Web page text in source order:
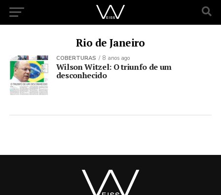
Rio de Janeiro
COBERTURAS 8 anos ago
Wilson Witzel: O triunfo de um
desconhecido